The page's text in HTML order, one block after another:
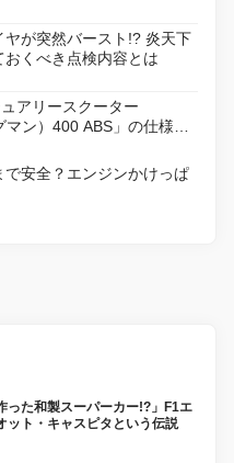
が突然バースト!? 炎天下
くべき点検内容とは
アリースクーター
マン）400 ABS」の仕様を
安全？エンジンかけっぱ
った和製スーパーカー!?」F1エ
ット・キャスピタという伝説